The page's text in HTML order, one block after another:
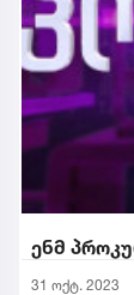
ენმ
31 ოქტ. 2023